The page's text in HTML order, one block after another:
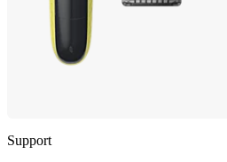
Support